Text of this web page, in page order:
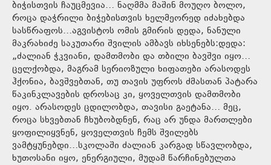
ბიჭისთვის ჩაუცმევია… ნაღმმა მაშინ მოუღო ბოლო,
როცა დაჭრილი ბიჭებისთვის ხელმეორედ იძახებდა
სასწრაფოს…აგვისტოს ომის გმირის დედა, ნანული
მაკრახიძე საკუთარი შვილის ამბავს იხსენებს:დედა:
„ძალიან ჭკვიანი, დამთმობი და თბილი ბავშვი იყო…
ცელქობდა, მაგრამ სერიოზული ხიფათები არასოდეს
ჰქონია, ბავშვებთან, თუ თავის უფროს ძმასთან პატარა
წაკინკლავების დროსაც კი, ყოველთვის დამთმობი
იყო. არასოდეს ცდილობდა, თავისი გაეტანა… მეც,
როცა სხვებთან ჩხუბობდნენ, რაც არ უნდა მართლები
ყოფილიყვნენ, ყოველთვის ჩემს შვილებს
ვამტყუნებდი…სკოლაში ძალიან კარგად სწავლობდა,
ხუთოსანი იყო, ენერგიული, მუდამ წარჩინებულთა